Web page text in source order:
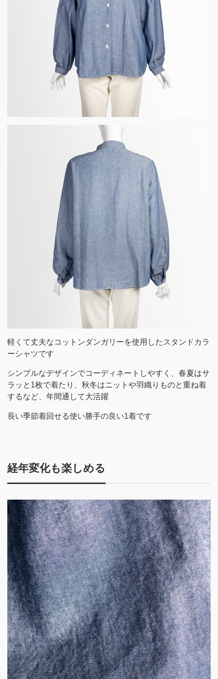
軽くて丈夫なコットンダンガリーを使用したスタンドカラ
ーシャツです
シンプルなデザインでコーディネートしやすく、春夏はサ
ラッと1枚で着たり、秋冬はニットや羽織りものと重ね着
するなど、年間通して大活躍
長い季節着回せる使い勝手の良い1着です
経年変化も楽しめる